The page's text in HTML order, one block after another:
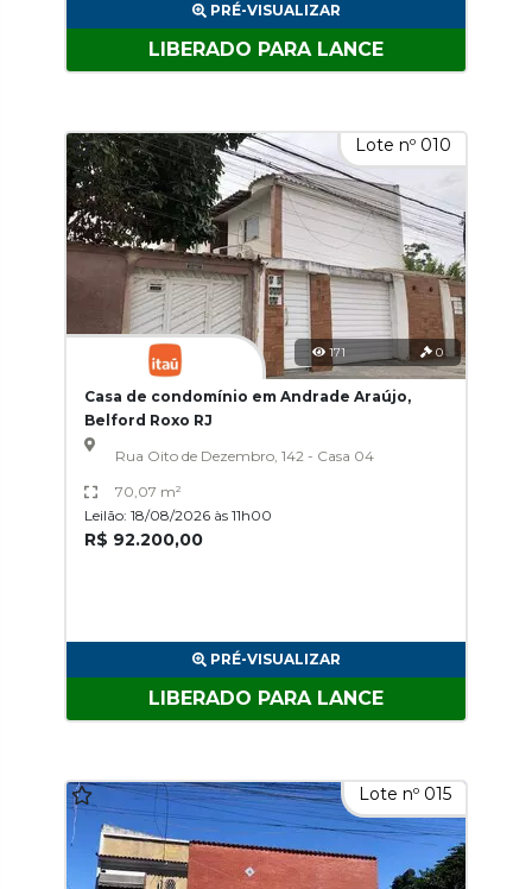
PRÉ-VISUALIZAR
LIBERADO PARA LANCE
Lote nº 010
171 0
Casa de condomínio em Andrade Araújo,
Belford Roxo RJ
Rua Oito de Dezembro, 142 - Casa 04
70,07 m²
Leilão: 18/08/2026 às 11h00
R$ 92.200,00
PRÉ-VISUALIZAR
LIBERADO PARA LANCE
Lote nº 015